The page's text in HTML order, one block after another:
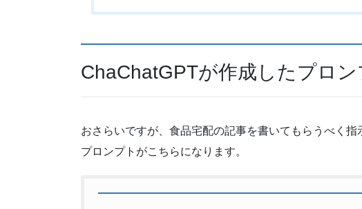
ChaChatGPTが作成したプロン
おさらいですが、食品宅配の記事を書いてもらうべく
プロンプトがこちらになります。